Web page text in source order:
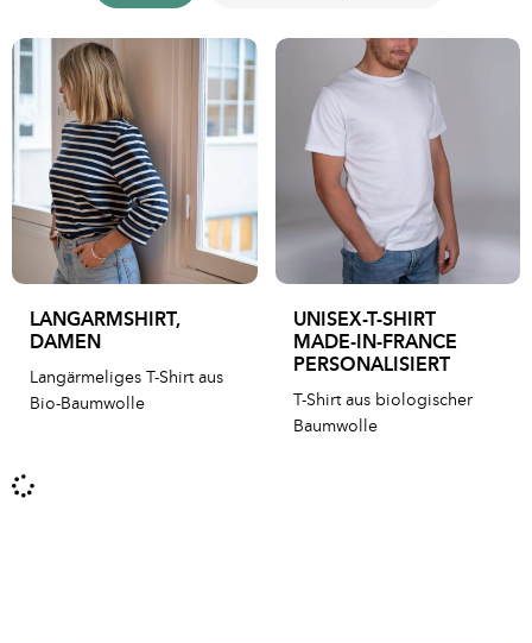
LANGARMSHIRT,
DAMEN
Langärmeliges T-Shirt aus
Bio-Baumwolle
UNISEX-T-SHIRT
MADE-IN-FRANCE
PERSONALISIERT
T-Shirt aus biologischer
Baumwolle